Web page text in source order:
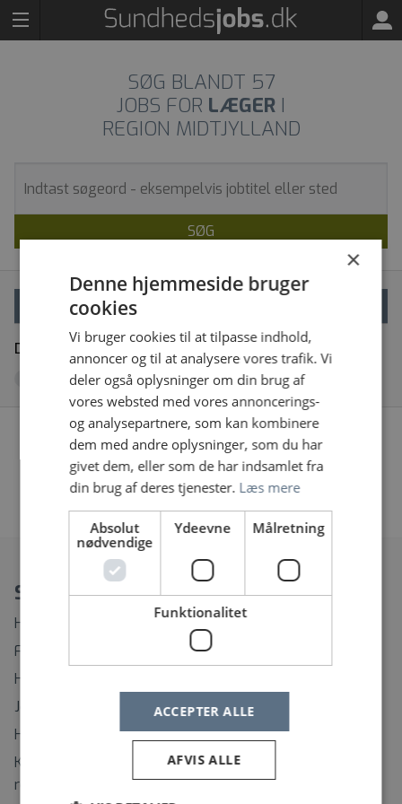
SØG BLANDT 57
JOBS FOR LÆGER I
REGION MIDTJYLLAND
SØG
Dine filtre
Fjern alle
Region Midtjyllandx
Vi fandt desværre ingen jobopslag, prøv at søge på
noget andet eller fjern nogle af dine filtre
Spørgsmål?
Hvordan ændrer eller afmelder jeg min Jobagent?
Find rundt på Sundhedsjobs.dk
Hvordan opretter jeg mig som bruger?
Jeg har glemt mit brugernavn
Hvordan ændrer jeg mit password?
Kontaktinformation til support på regionernes
rekrutteringssystemer
×
Denne hjemmeside bruger
cookies
Vi bruger cookies til at tilpasse indhold,
annoncer og til at analysere vores trafik. Vi
deler også oplysninger om din brug af
vores websted med vores annoncerings-
og analysepartnere, som kan kombinere
dem med andre oplysninger, som du har
givet dem, eller som de har indsamlet fra
din brug af deres tjenester. Læs mere
Absolut
nødvendige
Ydeevne Målretning
Funktionalitet
ACCEPTER ALLE
AFVIS ALLE